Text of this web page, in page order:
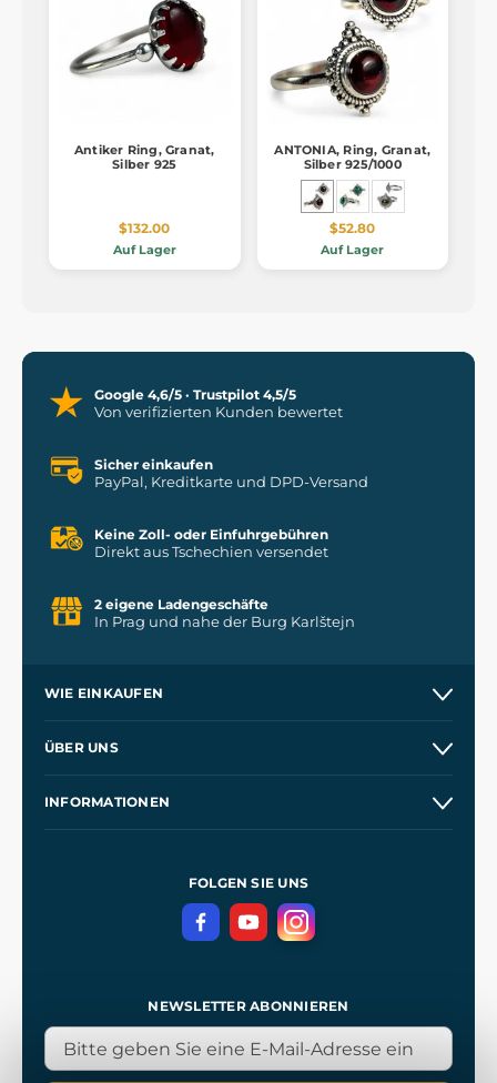
Antiker Ring, Granat,
Silber 925
$132.00
Auf Lager
ANTONIA, Ring, Granat,
Silber 925/1000
$52.80
Auf Lager
Google 4,6/5 · Trustpilot 4,5/5
Von verifizierten Kunden bewertet
Sicher einkaufen
PayPal, Kreditkarte und DPD-Versand
Keine Zoll- oder Einfuhrgebühren
Direkt aus Tschechien versendet
2 eigene Ladengeschäfte
In Prag und nahe der Burg Karlštejn
WIE EINKAUFEN
Kontakt
ÜBER UNS
INFORMATIONEN
DatenschutzerklärungFOLGEN SIE UNS
NEWSLETTER ABONNIEREN